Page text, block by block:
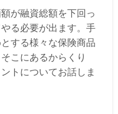
が融資総額を下回っ
る必要が出ます。手
する様々な保険商品
こにあるからくり
トについてお話しま